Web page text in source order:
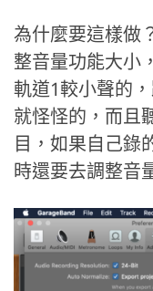
為什麼要這樣做
整音量功能大小
軌道1較小聲的
就怪怪的，而且
目，如果自己錄
時還要去調整音